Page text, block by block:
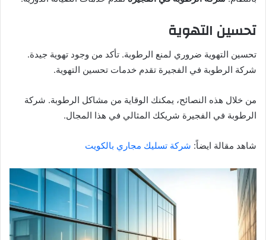
تحسين التهوية
تحسين التهوية ضروري لمنع الرطوبة. تأكد من وجود تهوية جيدة.
شركة الرطوبة في الفجيرة تقدم خدمات تحسين التهوية.
من خلال هذه النصائح، يمكنك الوقاية من مشاكل الرطوبة. شركة
الرطوبة في الفجيرة شريكك المثالي في هذا المجال.
شاهد مقالة ايضاً: شركة تسليك مجاري بالكويت